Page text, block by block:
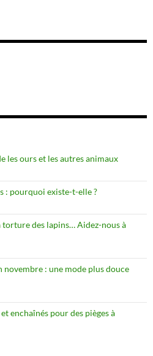
les ours et les autres animaux
: pourquoi existe-t-elle ?
torture des lapins… Aidez-nous à
novembre : une mode plus douce
enchaînés pour des pièges à